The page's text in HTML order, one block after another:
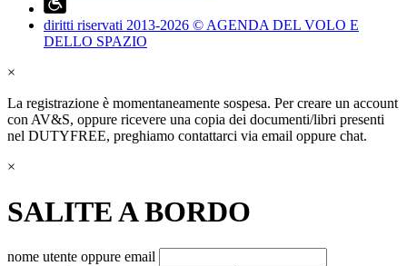
diritti riservati 2013-2026 © AGENDA DEL VOLO E
DELLO SPAZIO
×
La registrazione è momentaneamente sospesa. Per creare un account
con AV&S, oppure ricevere una copia dei documenti/libri presenti
nel DUTYFREE, preghiamo contattarci via email oppure chat.
×
SALITE A BORDO
nome utente oppure email